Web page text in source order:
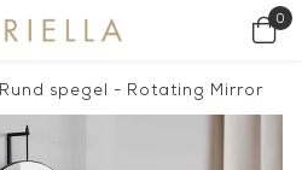
0
Rund spegel - Rotating Mirror